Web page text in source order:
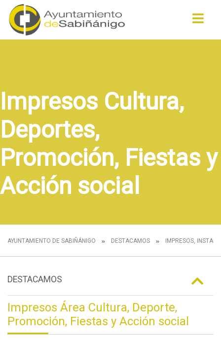
Impresos Cultura,
Deportes,
Promoción, Fiestas y
Acción social
AYUNTAMIENTO DE SABIÑÁNIGO DESTACAMOS IMPRESOS,
DESTACAMOS
Impresos Área Cultura, Deporte,
Promoción, Fiestas y Acción social